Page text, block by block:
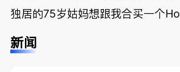
独居的75岁姑妈想跟我合买一个
新闻